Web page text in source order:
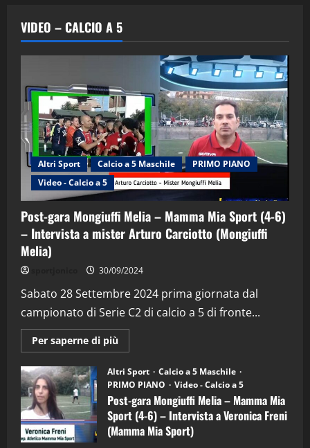
VIDEO – CALCIO A 5
Altri Sport Calcio a 5 Maschile
PRIMO PIANO
Video - Calcio a 5
Post-gara Mongiuffi Melia – Mamma Mia Sport (4-6)
– Intervista a mister Arturo Carciotto (Mongiuffi
Melia)
30/09/2024
Sabato 28 Settembre 2024 prima giornata dal
campionato di Serie C2 di calcio a 5 di fronte...
Per saperne di più
informazioni
Post-
gara
Mongiuffi
Melia
–
Mamma
Mia
Sport
Altri Sport
Calcio a 5 Maschile
PRIMO PIANO
Video - Calcio a 5
Post-gara Mongiuffi Melia – Mamma Mia
Sport (4-6) – Intervista a Veronica Freni
(Mamma Mia Sport)
2
“SportEmpire” in Podcast: 29^ Puntata
(Martedi 28 Aprile 2026)
28/04/2026
3
"SportEmpire" in Podcast
“SportEmpire” in Podcast: 28^ Puntata
(Martedi 21 Aprile 2026)
21/04/2026